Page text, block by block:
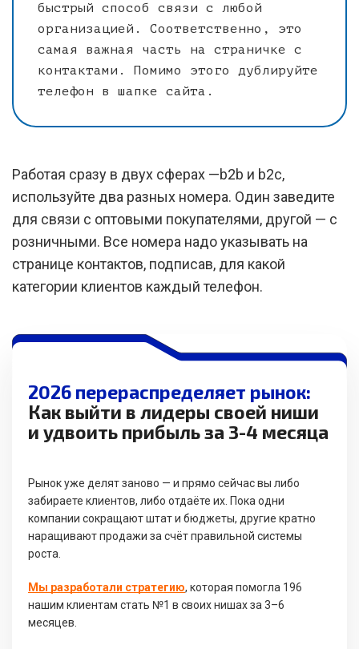
быстрый способ связи с любой
организацией. Соответственно, это
самая важная часть на страничке с
контактами. Помимо этого дублируйте
телефон в шапке сайта.
Работая сразу в двух сферах —b2b и b2c,
используйте два разных номера. Один заведите
для связи с оптовыми покупателями, другой — с
розничными. Все номера надо указывать на
странице контактов, подписав, для какой
категории клиентов каждый телефон.
2026 перераспределяет рынок:
Как выйти в лидеры своей ниши
и удвоить прибыль за 3-4 месяца
Рынок уже делят заново — и прямо сейчас вы либо
забираете клиентов, либо отдаёте их. Пока одни
компании сокращают штат и бюджеты, другие кратно
наращивают продажи за счёт правильной системы
роста.
Мы разработали стратегию, которая помогла 196
нашим клиентам стать №1 в своих нишах за 3–6
месяцев.